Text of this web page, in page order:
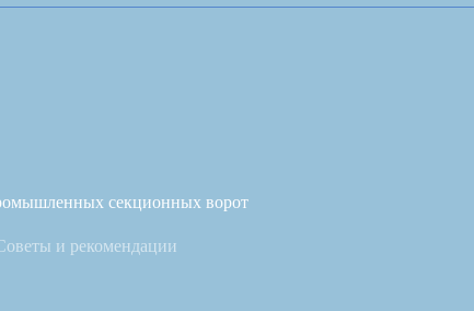
секционных ворот
и рекомендации